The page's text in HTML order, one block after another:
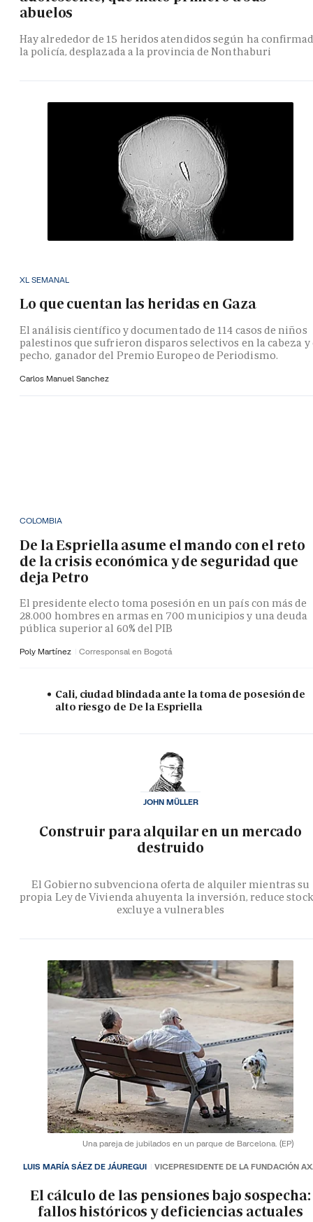
abuelos
Hay alrededor de 15 heridos atendidos según ha
la policía, desplazada a la provincia de Nonthaburi
XL SEMANAL
Lo que cuentan las heridas en Gaza
El análisis científico y documentado de 114 casos de niños
palestinos que sufrieron disparos selectivos en la cabeza y
pecho, ganador del Premio Europeo de Periodismo.
Carlos Manuel Sanchez
COLOMBIA
De la Espriella asume el mando con el reto
de la crisis económica y de seguridad que
deja Petro
El presidente electo toma posesión en un país con más de
28.000 hombres en armas en 700 municipios y una deuda
pública superior al 60% del PIB
Poly Martínez Corresponsal en Bogotá
Cali, ciudad blindada ante la toma de posesión de
alto riesgo de De la Espriella
Construir para alquilar en un mercado
destruido
El Gobierno subvenciona oferta de alquiler mientras su
propia Ley de Vivienda ahuyenta la inversión, reduce
excluye a vulnerables
JOHN MÜLLER
Una pareja de jubilados en un parque de Barcelona. (EP)
El cálculo de las pensiones bajo sospecha:
fallos históricos y deficiencias actuales
LUIS MARÍA SÁEZ DE JÁUREGUI VICEPRESIDENTE DE LA FUNDACIÓN